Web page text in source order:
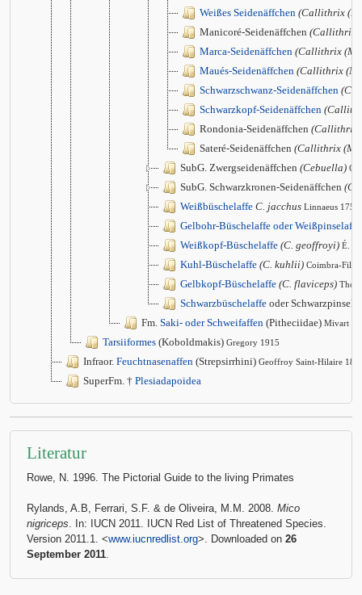
Weißes Seidenäffchen (Callithrix
Manicoré-Seidenäffchen (Callithrix
Marca-Seidenäffchen (Callithrix
Maués-Seidenäffchen (Callithrix
Schwarzschwanz-Seidenäffchen
Schwarzkopf-Seidenäffchen
Rondonia-Seidenäffchen (Callithrix
Sateré-Seidenäffchen (Callithrix
SubG. Zwergseidenäffchen (Cebuella)
SubG. Schwarzkronen-Seidenäffchen
Weißbüschelaffe C. jacchus Linnaeus 1758
Gelbohr-Büschelaffe oder Weißpinselaffe
Weißkopf-Büschelaffe (C. geoffroyi) É.
Kuhl-Büschelaffe (C. kuhlii) Coimbra-
Gelbkopf-Büschelaffe (C. flaviceps)
Schwarzbüschelaffe oder
Fm. Saki- oder Schweifaffen (Pitheciidae) Mivart
Tarsiiformes (Koboldmakis) Gregory 1915
Infraor. Feuchtnasenaffen (Strepsirrhini) Geoffroy Saint-Hilaire
SuperFm. † Plesiadapoidea
Literatur
Rowe, N. 1996. The Pictorial Guide to the living Primates
Rylands, A.B, Ferrari, S.F. & de Oliveira, M.M. 2008. Mico
nigriceps. In: IUCN 2011. IUCN Red List of Threatened Species.
Version 2011.1. <www.iucnredlist.org>. Downloaded on 26
September 2011.